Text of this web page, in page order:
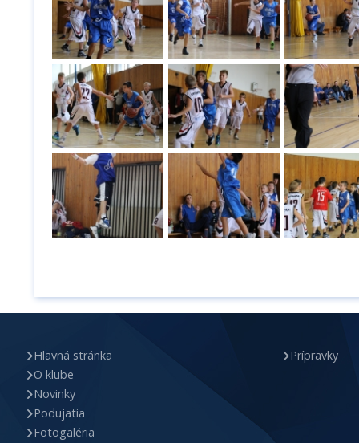
Hlavná stránka
O klube
Novinky
Podujatia
Fotogaléria
Prípravky